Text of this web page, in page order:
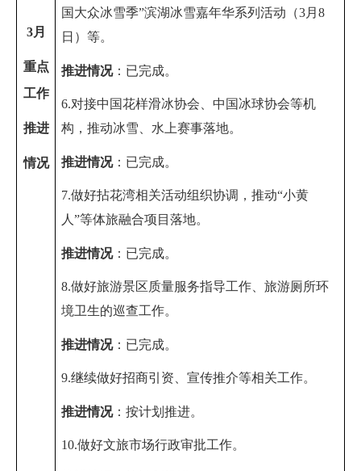
3月
重点
工作
推进
情况
国大众冰雪季”滨湖冰雪嘉年华系列活动（3月8
日）等。
推进情况： 已完成。
6.对接中国花样滑冰协会、中国冰球协会等机
构，推动冰雪、水上赛事落地。
推进情况： 已完成。
7.做好拈花湾相关活动组织协调，推动“小黄
人”等体旅融合项目落地。
推进情况： 已完成。
8.做好旅游景区质量服务指导工作、旅游厕所环
境卫生的巡查工作。
推进情况： 已完成。
9.继续做好招商引资 、宣传推介等相关工作。
推进情况：按计划推进。
10.做好文旅市场行政审批工作。